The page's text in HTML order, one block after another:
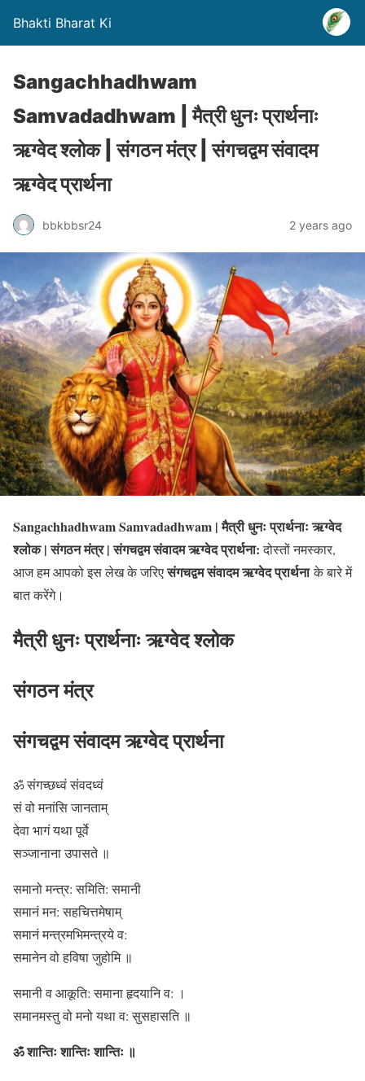
Bhakti Bharat Ki
Sangachhadhwam
Samvadadhwam | मैत्री धुनः प्रार्थनाः
ऋग्वेद श्लोक | संगठन मंत्र | संगचद्वम संवादम
ऋग्वेद प्रार्थना
bbkbbsr24 2 years ago
Sangachhadhwam Samvadadhwam | मैत्री धुनः प्रार्थनाः ऋग्वेद
श्लोक | संगठन मंत्र | संगचद्वम संवादम ऋग्वेद प्रार्थना:दोस्तों नमस्कार,
आज हम आपको इस लेख के जरिएसंगचद्वम संवादम ऋग्वेद प्रार्थना के बारे में
बात करेंगे।
मैत्री धुनः प्रार्थनाः ऋग्वेद श्लोक
संगठन मंत्र
संगचद्वम संवादम ऋग्वेद प्रार्थना
ॐ संगच्छध्वं संवदध्वं
सं वो मनांसि जानताम्
देवा भागं यथा पूर्वे
सञ्जानाना उपासते ॥
समानो मन्त्र: समिति: समानी
समानं मन: सहचित्तमेषाम्
समानं मन्त्रमभिमन्त्रये व:
समानेन वो हविषा जुहोमि ॥
समानी व आकूति: समाना हृदयानि व: ।
समानमस्तु वो मनो यथा व: सुसहासति ॥
ॐ शान्तिः शान्तिः शान्तिः ॥